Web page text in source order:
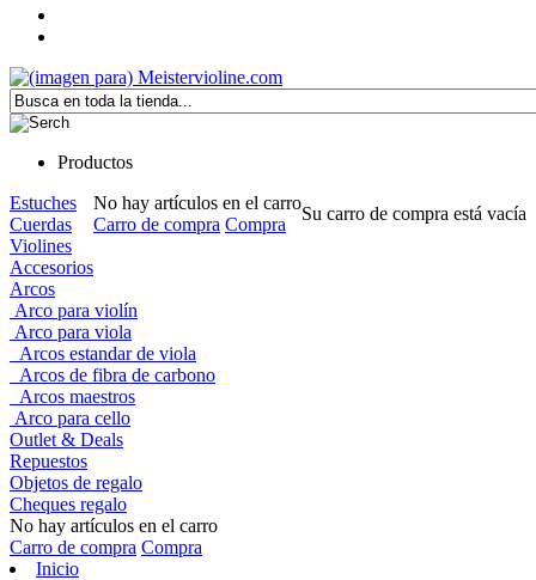
Productos
No hay artículos en el carro
Carro de compra Compra
Su carro de compra está vacía
Estuches
Cuerdas
Violines
Accesorios
Arcos
Arco para violín
Arco para viola
Arcos estandar de viola
Arcos de fibra de carbono
Arcos maestros
Arco para cello
Outlet & Deals
Repuestos
Objetos de regalo
Cheques regalo
No hay artículos en el carro
Carro de compra Compra
Inicio